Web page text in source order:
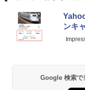
ンキ
Google 検索で